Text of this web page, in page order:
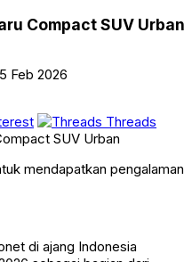
Compact SUV Urban
Feb 2026
Threads
mendapatkan pengalaman
di ajang Indonesia